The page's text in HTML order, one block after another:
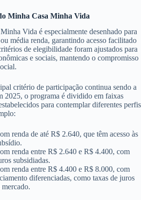
Minha Casa Minha Vida
Vida é especialmente desenhado para
média renda, garantindo acesso facilitado
de elegibilidade foram ajustados para
e sociais, mantendo o compromisso
critério de participação continua sendo a
2025, o programa é dividido em faixas
para contemplar diferentes perfis
renda de até R$ 2.640, que têm acesso às
renda entre R$ 2.640 e R$ 4.400, com
subsidiadas.
renda entre R$ 4.400 e R$ 8.000, com
diferenciadas, como taxas de juros